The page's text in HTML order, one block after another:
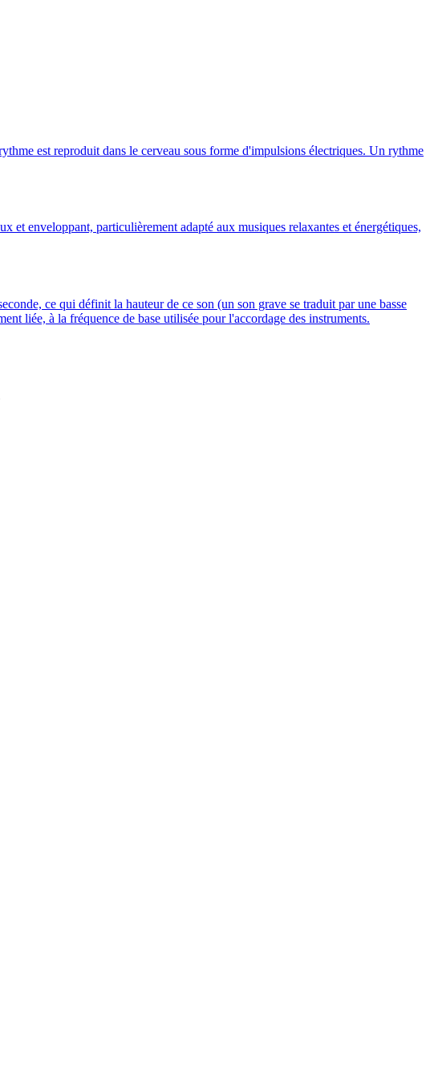
est reproduit dans le cerveau sous forme d'impulsions électriques. Un rythme
enveloppant, particulièrement adapté aux musiques relaxantes et énergétiques,
ce qui définit la hauteur de ce son (un son grave se traduit par une basse
liée, à la fréquence de base utilisée pour l'accordage des instruments.